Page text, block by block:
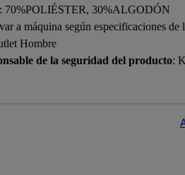
: 70%POLIÉSTER, 30%ALGODÓN
a máquina según especificaciones de
Hombre
de la seguridad del producto: